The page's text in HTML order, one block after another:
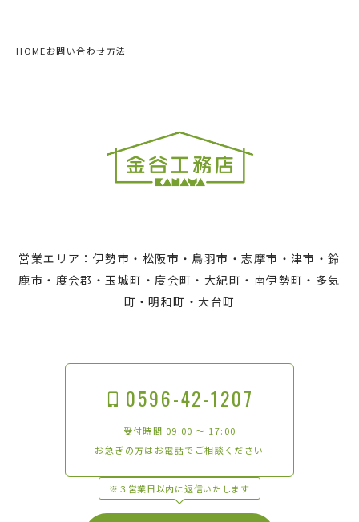
HOMEお問い合わせ方法
営業エリア：伊勢市・松阪市・鳥羽市・志摩市・津市・鈴
鹿市・度会郡・玉城町・度会町・大紀町・南伊勢町・多気
町・明和町・大台町
0596-42-1207
受付時間 09:00 〜 17:00
お急ぎの方はお電話でご相談ください
※３営業日以内に返信いたします